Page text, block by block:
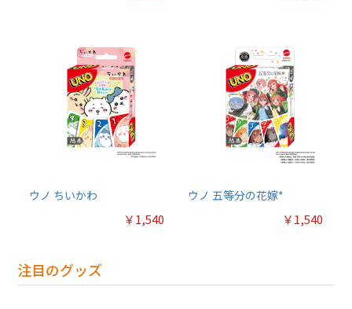
ウノ ちいかわ
￥1,540
ウノ 五等分の花嫁*
￥1,540
注目のグッズ